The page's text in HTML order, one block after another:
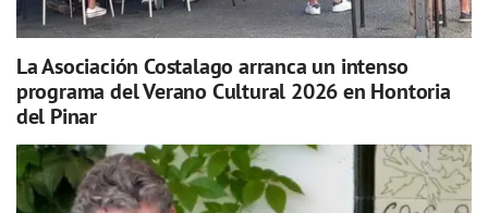
La Asociación Costalago arranca un intenso
programa del Verano Cultural 2026 en Hontoria
del Pinar